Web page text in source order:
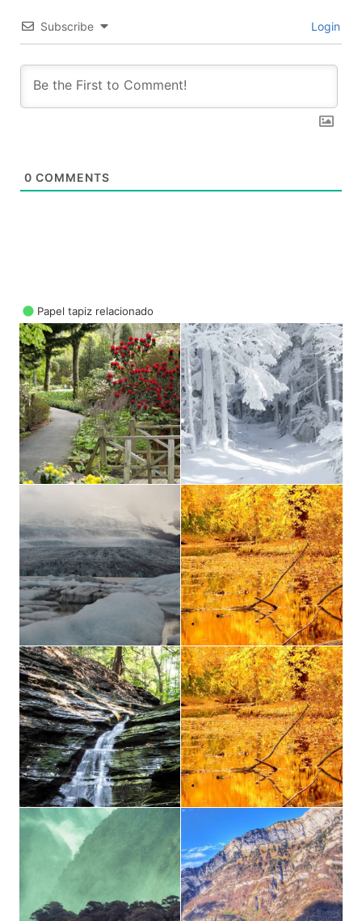
Subscribe Login
0 COMMENTS
Papel tapiz relacionado